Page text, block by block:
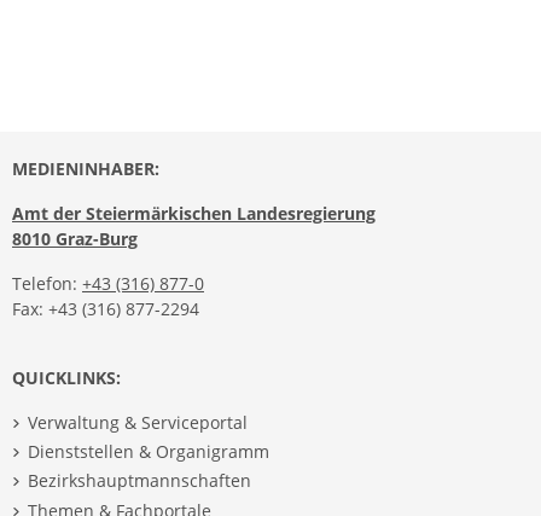
MEDIENINHABER:
Amt der Steiermärkischen Landesregierung
8010 Graz-Burg
Telefon: +43 (316) 877-0
Fax: +43 (316) 877-2294
QUICKLINKS:
Verwaltung & Serviceportal
Dienststellen & Organigramm
Bezirkshauptmannschaften
Themen & Fachportale